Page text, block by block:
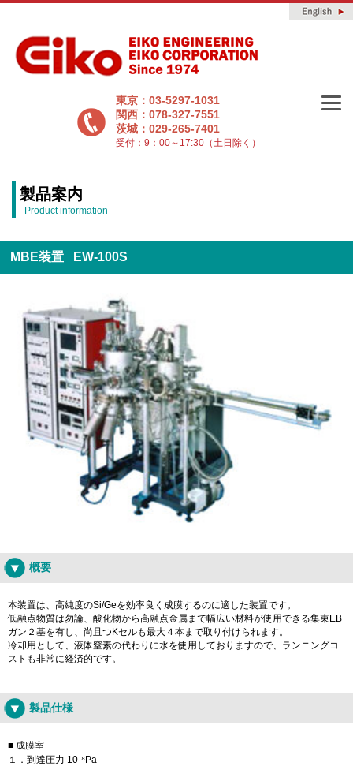
東京：03-5297-1031
関西：078-327-7551
茨城：029-265-7401
受付：9：00～17:30（土日除く）
製品案内
Product information
MBE装置 EW-100S
概要
本装置は、高純度のSi/Geを効率良く成膜するのに適した装置です。
低融点物質は勿論、酸化物から高融点金属まで幅広い材料が使用できる集束EB
ガン２基を有し、尚且つKセルも最大４本まで取り付けられます。
冷却用として、液体窒素の代わりに水を使用しておりますので、ランニングコ
ストも非常に経済的です。
製品仕様
■ 成膜室
１．到達圧力 10⁻⁸Pa